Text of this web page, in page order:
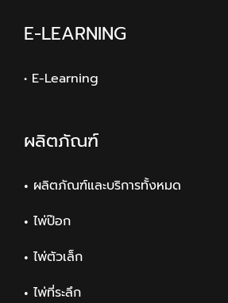
E-LEARNING
• E-Learning
ผลิตภัณฑ์
ผลิตภัณฑ์และบริการทั้งหมด
ไพ่ป๊อก
ไพ่ตัวเล็ก
ไพ่ที่ระลึก